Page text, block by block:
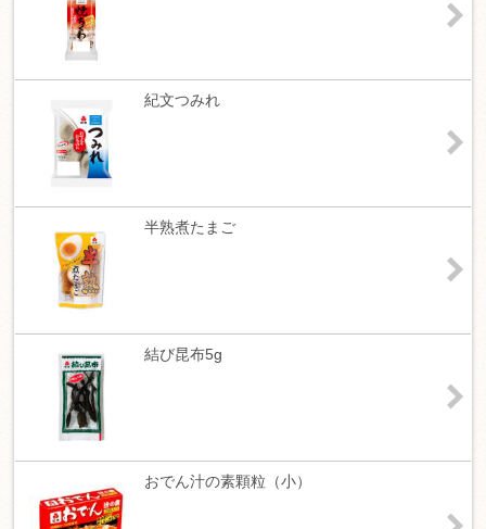
紀文つみれ
半熟煮たまご
結び昆布5g
おでん汁の素顆粒（小）